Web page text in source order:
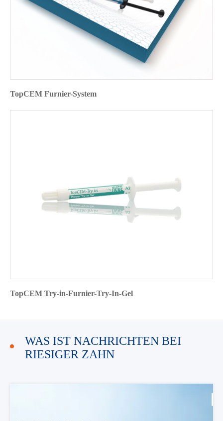
TopCEM Furnier-System
TopCEM Try-in-Furnier-Try-In-Gel
WAS IST NACHRICHTEN BEI
RIESIGER ZAHN